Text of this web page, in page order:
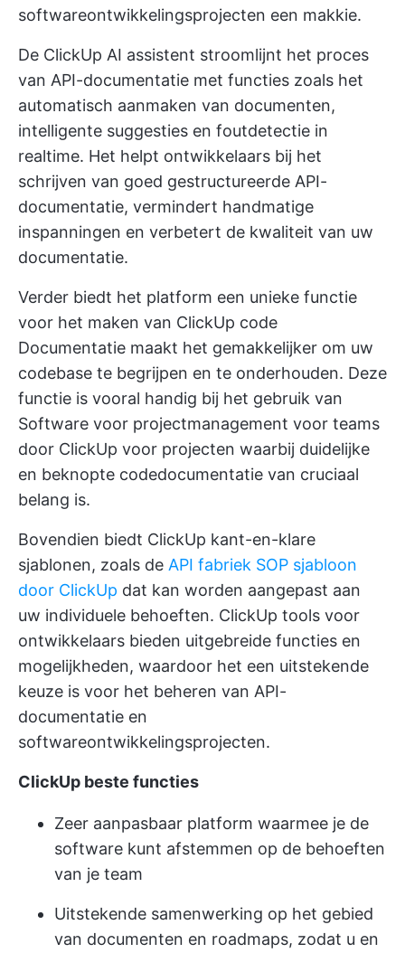
softwareontwikkelingsprojecten een makkie.
De ClickUp AI assistent stroomlijnt het proces
van API-documentatie met functies zoals het
automatisch aanmaken van documenten,
intelligente suggesties en foutdetectie in
realtime. Het helpt ontwikkelaars bij het
schrijven van goed gestructureerde API-
documentatie, vermindert handmatige
inspanningen en verbetert de kwaliteit van uw
documentatie.
Verder biedt het platform een unieke functie
voor het maken van ClickUp code
Documentatie maakt het gemakkelijker om uw
codebase te begrijpen en te onderhouden. Deze
functie is vooral handig bij het gebruik van
Software voor projectmanagement voor teams
door ClickUp voor projecten waarbij duidelijke
en beknopte codedocumentatie van cruciaal
belang is.
Bovendien biedt ClickUp kant-en-klare
sjablonen, zoals de API fabriek SOP sjabloon
door ClickUp dat kan worden aangepast aan
uw individuele behoeften. ClickUp tools voor
ontwikkelaars bieden uitgebreide functies en
mogelijkheden, waardoor het een uitstekende
keuze is voor het beheren van API-
documentatie en
softwareontwikkelingsprojecten.
ClickUp beste functies
Zeer aanpasbaar platform waarmee je de
software kunt afstemmen op de behoeften
van je team
Uitstekende samenwerking op het gebied
van documenten en roadmaps, zodat u en